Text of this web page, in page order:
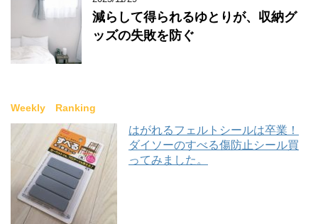
減らして得られるゆとりが、収納グ
ッズの失敗を防ぐ
Weekly Ranking
はがれるフェルトシールは卒業！
ダイソーのすべる傷防止シール買
ってみました。